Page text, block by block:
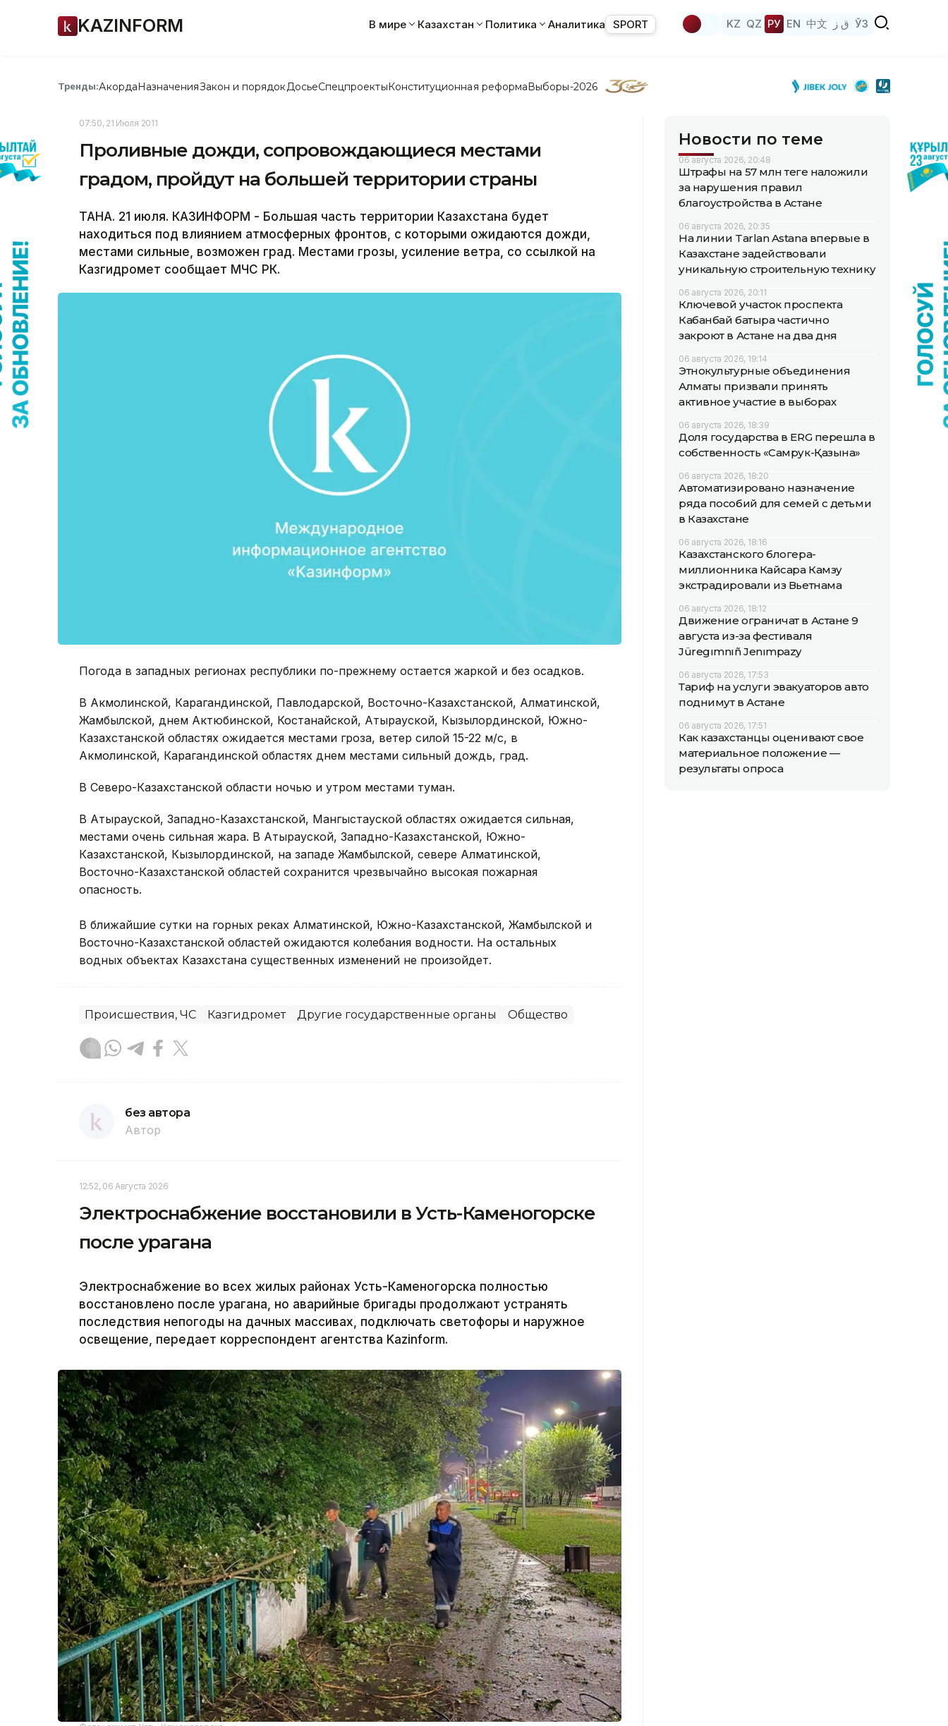
KAZINFORM В мире Казахстан Политика Аналитика SPORT KZ QZ РУ EN 中文 ق ز ЎЗ
Тренды:АкордаНазначенияЗакон и порядок ДосьеСпецпроектыКонституционная реформаВыборы-2026
07:50, 21 Июля 2011
Проливные дожди, сопровождающиеся местами
градом, пройдут на большей территории страны
ТАНА. 21 июля. КАЗИНФОРМ - Большая часть территории Казахстана будет
находиться под влиянием атмосферных фронтов, с которыми ожидаются дожди,
местами сильные, возможен град. Местами грозы, усиление ветра, со ссылкой на
Казгидромет сообщает МЧС РК.
Погода в западных регионах республики по-прежнему остается жаркой и без осадков.
В Акмолинской, Карагандинской, Павлодарской, Восточно-Казахстанской, Алматинской,
Жамбылской, днем Актюбинской, Костанайской, Атырауской, Кызылординской, Южно-
Казахстанской областях ожидается местами гроза, ветер силой 15-22 м/с, в
Акмолинской, Карагандинской областях днем местами сильный дождь, град.
В Северо-Казахстанской области ночью и утром местами туман.
В Атырауской, Западно-Казахстанской, Мангыстауской областях ожидается сильная,
местами очень сильная жара. В Атырауской, Западно-Казахстанской, Южно-
Казахстанской, Кызылординской, на западе Жамбылской, севере Алматинской,
Восточно-Казахстанской областей сохранится чрезвычайно высокая пожарная
опасность.
В ближайшие сутки на горных реках Алматинской, Южно-Казахстанской, Жамбылской и
Восточно-Казахстанской областей ожидаются колебания водности. На остальных
водных объектах Казахстана существенных изменений не произойдет.
Происшествия, ЧС Казгидромет Другие государственные органы Общество
без автора
Автор
12:52, 06 Августа 2026
Электроснабжение восстановили в Усть-Каменогорске
после урагана
Электроснабжение во всех жилых районах Усть-Каменогорска полностью
восстановлено после урагана, но аварийные бригады продолжают устранять
последствия непогоды на дачных массивах, подключать светофоры и наружное
освещение, передает корреспондент агентства Kazinform.
Новости по теме
06 августа 2026, 20:48
Штрафы на 57 млн теңге наложили
за нарушения правил
благоустройства в Астане
06 августа 2026, 20:35
На линии Tarlan Astana впервые в
Казахстане задействовали
уникальную строительную технику
06 августа 2026, 20:11
Ключевой участок проспекта
Кабанбай батыра частично
закроют в Астане на два дня
06 августа 2026, 19:14
Этнокультурные объединения
Алматы призвали принять
активное участие в выборах
06 августа 2026, 18:39
Доля государства в ERG перешла в
собственность «Самрук-Қазына»
06 августа 2026, 18:20
Автоматизировано назначение
ряда пособий для семей с детьми
в Казахстане
06 августа 2026, 18:16
Казахстанского блогера-
миллионника Кайсара Камзу
экстрадировали из Вьетнама
06 августа 2026, 18:12
Движение ограничат в Астане 9
августа из-за фестиваля
Jüregımnıñ Jenımpazy
06 августа 2026, 17:53
Тариф на услуги эвакуаторов авто
поднимут в Астане
06 августа 2026, 17:51
Как казахстанцы оценивают свое
материальное положение —
результаты опроса